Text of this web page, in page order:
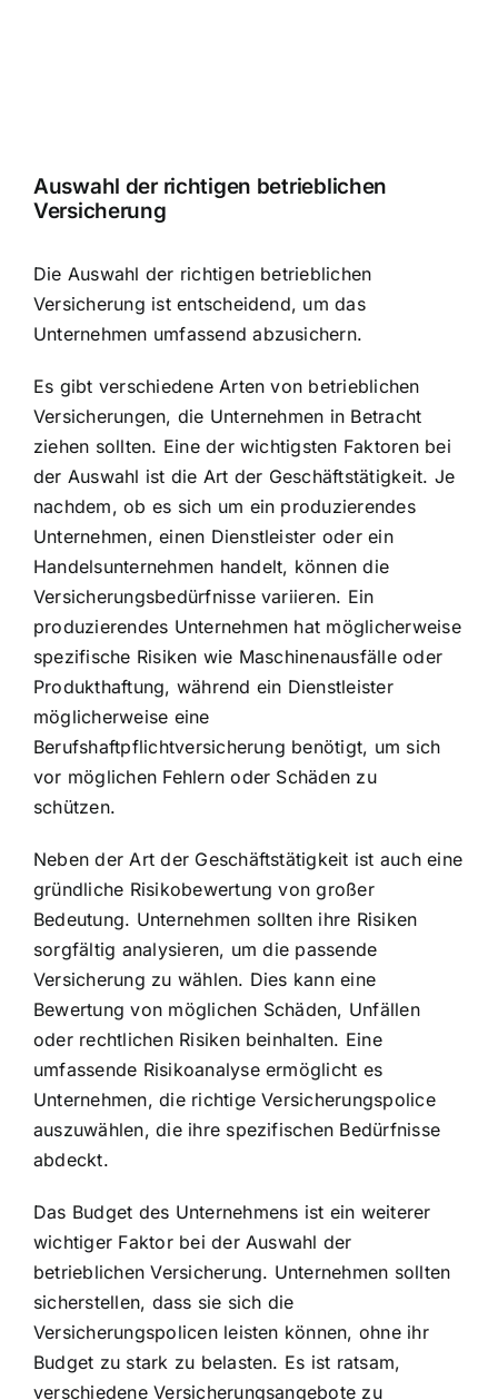
Auswahl der richtigen betrieblichen
Versicherung
Die Auswahl der richtigen betrieblichen
Versicherung ist entscheidend, um das
Unternehmen umfassend abzusichern.
Es gibt verschiedene Arten von betrieblichen
Versicherungen, die Unternehmen in Betracht
ziehen sollten. Eine der wichtigsten Faktoren bei
der Auswahl ist die Art der Geschäftstätigkeit. Je
nachdem, ob es sich um ein produzierendes
Unternehmen, einen Dienstleister oder ein
Handelsunternehmen handelt, können die
Versicherungsbedürfnisse variieren. Ein
produzierendes Unternehmen hat möglicherweise
spezifische Risiken wie Maschinenausfälle oder
Produkthaftung, während ein Dienstleister
möglicherweise eine
Berufshaftpflichtversicherung benötigt, um sich
vor möglichen Fehlern oder Schäden zu
schützen.
Neben der Art der Geschäftstätigkeit ist auch eine
gründliche Risikobewertung von großer
Bedeutung. Unternehmen sollten ihre Risiken
sorgfältig analysieren, um die passende
Versicherung zu wählen. Dies kann eine
Bewertung von möglichen Schäden, Unfällen
oder rechtlichen Risiken beinhalten. Eine
umfassende Risikoanalyse ermöglicht es
Unternehmen, die richtige Versicherungspolice
auszuwählen, die ihre spezifischen Bedürfnisse
abdeckt.
Das Budget des Unternehmens ist ein weiterer
wichtiger Faktor bei der Auswahl der
betrieblichen Versicherung. Unternehmen sollten
sicherstellen, dass sie sich die
Versicherungspolicen leisten können, ohne ihr
Budget zu stark zu belasten. Es ist ratsam,
verschiedene Versicherungsangebote zu